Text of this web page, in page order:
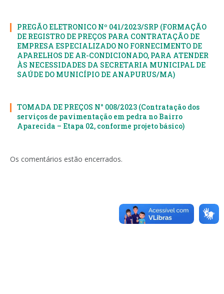
PREGÃO ELETRONICO Nº 041/2023/SRP (FORMAÇÃO
DE REGISTRO DE PREÇOS PARA CONTRATAÇÃO DE
EMPRESA ESPECIALIZADO NO FORNECIMENTO DE
APARELHOS DE AR-CONDICIONADO, PARA ATENDER
ÀS NECESSIDADES DA SECRETARIA MUNICIPAL DE
SAÚDE DO MUNICÍPIO DE ANAPURUS/MA)
TOMADA DE PREÇOS N° 008/2023 (Contratação dos
serviços de pavimentação em pedra no Bairro
Aparecida – Etapa 02, conforme projeto básico)
Os comentários estão encerrados.